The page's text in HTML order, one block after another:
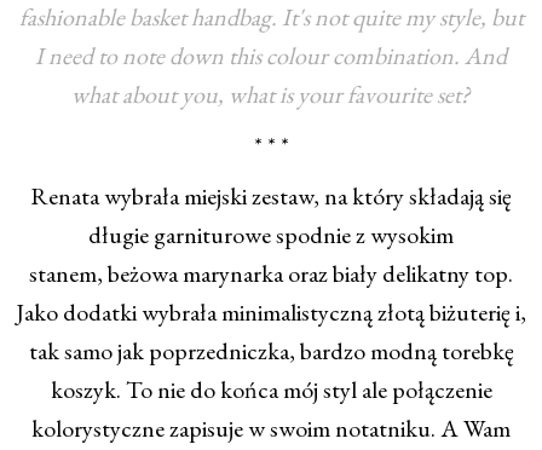
fashionable basket handbag. It's not quite my style, but
I need to note down this colour combination. And
what about you, what is your favourite set?
* * *
Renata wybrała miejski zestaw, na który składają się
długie garniturowe spodnie z wysokim
stanem, beżowa marynarka oraz biały delikatny top.
Jako dodatki wybrała minimalistyczną złotą biżuterię i,
tak samo jak poprzedniczka, bardzo modną torebkę
koszyk. To nie do końca mój styl ale połączenie
kolorystyczne zapisuje w swoim notatniku. A Wam